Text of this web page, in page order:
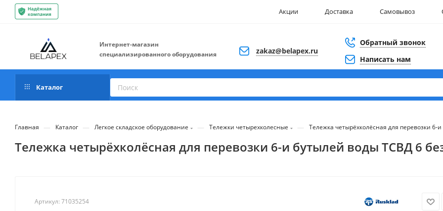
Акции Доставка Самовывоз
Интернет-магазин
специализированного оборудования
zakaz@belapex.ru
Обратный звонок
Написать нам
Каталог
Главная — Каталог — Легкое складское оборудование — Тележки четырехколесные — Тележка четырёхколёсная для перевозки 6-
Тележка четырёхколёсная для перевозки 6-и бутылей воды ТСВД 6
Артикул: 71035254